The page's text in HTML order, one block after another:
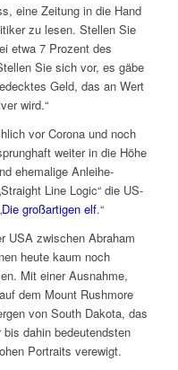
eine Zeitung in die Hand
zu lesen. Stellen Sie
etwa 7 Prozent des
Sie sich vor, es gäbe
Geld, das an Wert
wird.“
vor Corona und noch
weiter in die Höhe
ehemalige Anleihe-
Line Logic“ die US-
Die großartigen elf.“
USA zwischen Abraham
heute kaum noch
Mit einer Ausnahme,
dem Mount Rushmore
von South Dakota, das
dahin bedeutendsten
Portraits verewigt.